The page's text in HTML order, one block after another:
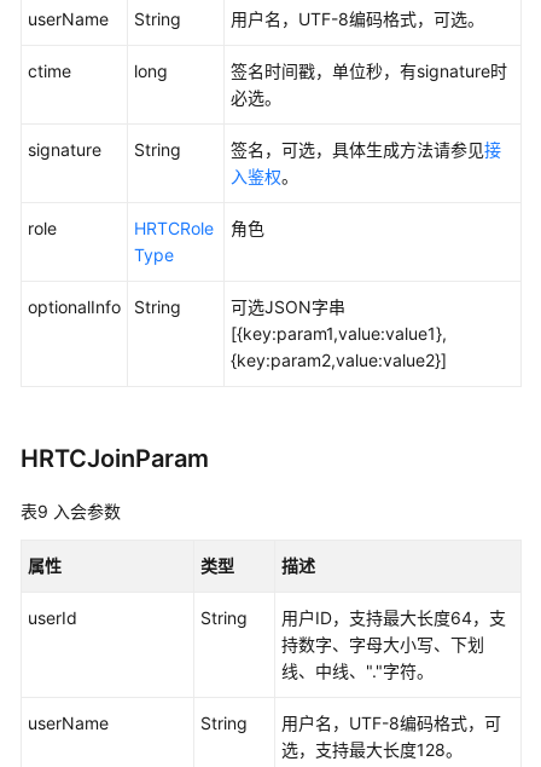
userName String 用户名，UTF-8编码格式，可选。
ctime long
签名时间戳，单位秒，有signature时
必选。
signature String 签名，可选，具体生成方法请参见接
入鉴权。
role
HRTCRole
Type
角色
optionalInfo String
可选JSON字串
[{key:param1,value:value1},
{key:param2,value:value2}]
HRTCJoinParam
表9 入会参数
属性 类型 描述
userId String
用户ID，支持最大长度64，支
持数字、字母大小写、下划
线、中线、"."字符。
userName String
用户名，UTF-8编码格式，可
选，支持最大长度128。